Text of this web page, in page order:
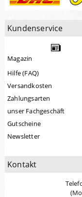
Kundenservice
Magazin
Hilfe (FAQ)
Versandkosten
Zahlungsarten
unser Fachgeschäft
Gutscheine
Newsletter
Kontakt